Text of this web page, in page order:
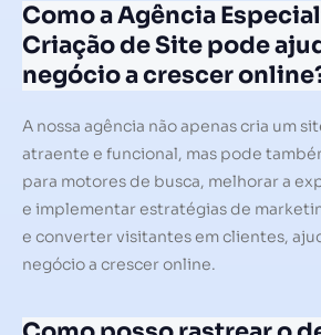
Como a Agência
Criação de Site pode
negócio a crescer
A nossa agência não apenas cria um
atraente e funcional, mas pode
para motores de busca, melhorar a
e implementar estratégias de
e converter visitantes em clientes,
negócio a crescer online.